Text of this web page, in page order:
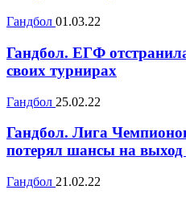
Гандбол 01.03.22
Гандбол. ЕГФ
своих турнирах
Гандбол 25.02.22
Гандбол. Лига
потерял шансы на
Гандбол 21.02.22